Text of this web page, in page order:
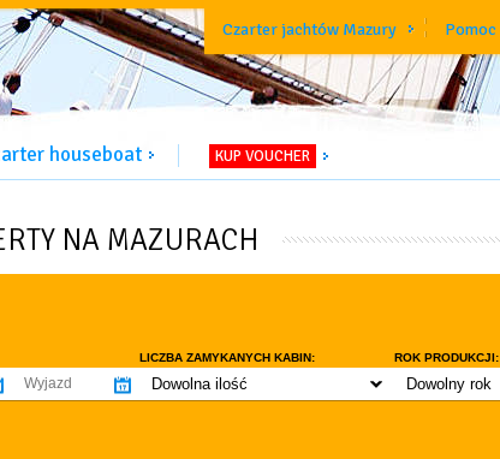
Czarter jachtów Mazury Pomoc
houseboat KUP VOUCHER
NA MAZURACH
LICZBA ZAMYKANYCH KABIN:
Dowolna ilość
ROK PRODUKCJI:
Dowolny rok